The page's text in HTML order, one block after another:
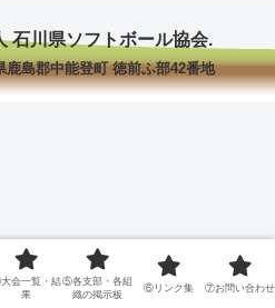
石川県ソフトボール協会.
鹿島郡中能登町 徳前ふ部42番地
会一覧・結
果
⑤各支部・各組
織の掲示板
⑥リンク集 ⑦お問い合わせ